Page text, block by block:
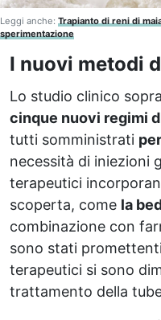
Leggi anche: Trapianto di reni di
sperimentazione
I nuovi metodi
Lo studio clinico
cinque nuovi regimi
tutti somministrati
necessità di iniezioni
terapeutici
scoperta, come la
combinazione con
sono stati
terapeutici si sono
trattamento della